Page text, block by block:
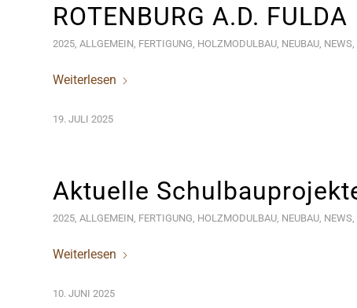
ROTENBURG A.D. FULDA
2025, ALLGEMEIN, FERTIGUNG, HOLZMODULBAU, NEUBAU, NEWS,
Weiterlesen
19. JULI 2025
Aktuelle
2025, ALLGEMEIN, FERTIGUNG, HOLZMODULBAU, NEUBAU, NEWS,
Weiterlesen
10. JUNI 2025